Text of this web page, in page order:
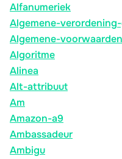
Alfanumeriek
Algemene-
Algemene-voorwaarden
Algoritme
Alinea
Alt-attribuut
Am
Amazon-a9
Ambassadeur
Ambigu